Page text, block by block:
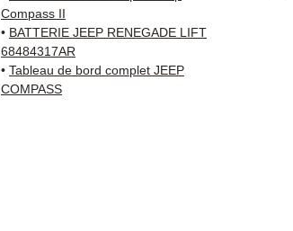
Compass II
• BATTERIE JEEP RENEGADE LIFT
68484317AR
• Tableau de bord complet JEEP
COMPASS